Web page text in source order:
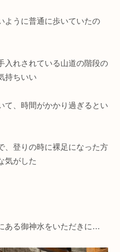
ように普通に歩いていたの
入れされている山道の階段の
持ちいい
て、時間がかかり過ぎるとい
、登りの時に裸足になった方
気がした
ある御神水をいただきに…